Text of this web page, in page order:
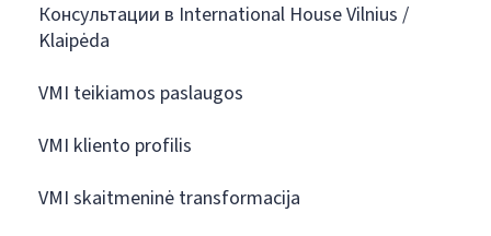
Консультации в International House Vilnius /
Klaipėda
VMI teikiamos paslaugos
VMI kliento profilis
VMI skaitmeninė transformacija